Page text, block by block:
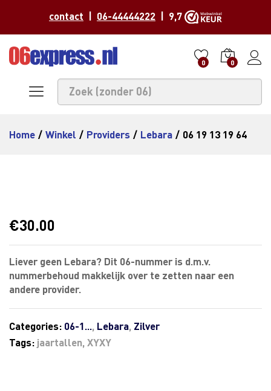
contact 06-44444222 | 9,7
0 0
Home / Winkel / Providers / Lebara / 06 19 13 19 64
€30.00
Liever geen Lebara? Dit 06-nummer is d.m.v.
nummerbehoud makkelijk over te zetten naar een
andere provider.
Categories: 06-1..., Lebara, Zilver
Tags: jaartallen, XYXY